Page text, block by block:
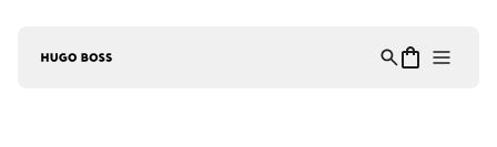
Asistente Virtual
en línea ⋮